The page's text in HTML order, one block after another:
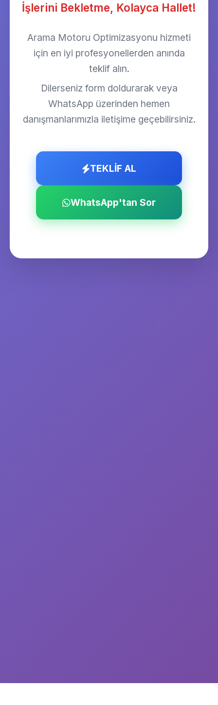
İşlerini Bekletme, Kolayca Hallet!
Arama Motoru Optimizasyonu hizmeti
için en iyi profesyonellerden anında
teklif alın.
Dilerseniz form doldurarak veya
WhatsApp üzerinden hemen
danışmanlarımızla iletişime geçebilirsiniz.
TEKLİF AL
WhatsApp'tan Sor